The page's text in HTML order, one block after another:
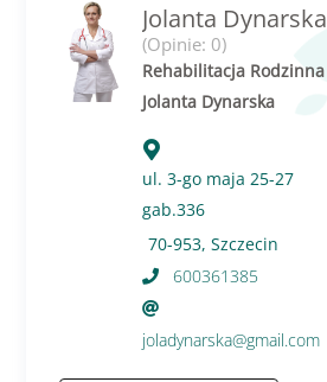
Jolanta Dynarska
(Opinie: 0)
Rehabilitacja Rodzinna
Jolanta Dynarska
ul. 3-go maja 25-27
gab.336
70-953, Szczecin
600361385
joladynarska@gmail.com